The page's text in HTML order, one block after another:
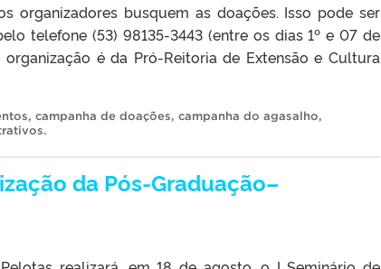
organizadores busquem as doações. Isso pode ser
telefone (53) 98135-3443 (entre os dias 1º e 07 de
é da Pró-Reitoria de Extensão e Cultura
, campanha de doações, campanha do agasalho,
.
da Pós-Graduação–